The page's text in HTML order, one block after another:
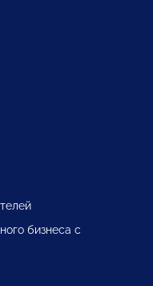
бизнеса с